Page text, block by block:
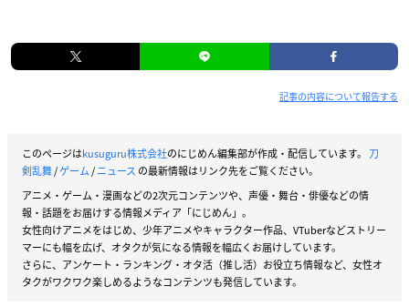
記事の内容について報告する
このページはkusuguru株式会社のにじめん編集部が作成・配信しています。 刀
剣乱舞/ゲーム/ニュース の最新情報はリンク先をご覧ください。
アニメ・ゲーム・漫画などの2次元コンテンツや、声優・舞台・俳優などの情
報・話題をお届けする情報メディア「にじめん」。
女性向けアニメをはじめ、少年アニメやキャラクター作品、VTuberなどストリー
マーにも幅を広げ、オタクが気になる情報を幅広くお届けしています。
さらに、アンケート・ランキング・オタ活（推し活）お役立ち情報など、女性オ
タクがワクワク楽しめるようなコンテンツも発信しています。